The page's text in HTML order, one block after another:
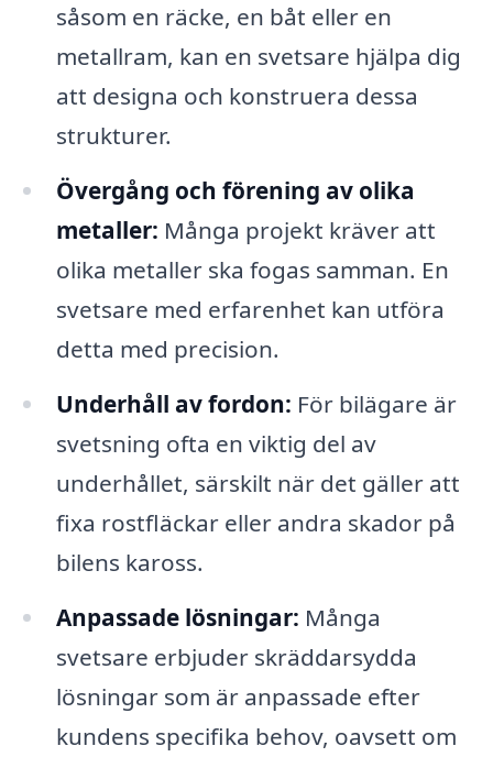
såsom en räcke, en båt eller en
metallram, kan en svetsare hjälpa dig
att designa och konstruera dessa
strukturer.
Övergång och förening av olika
metaller: Många projekt kräver att
olika metaller ska fogas samman. En
svetsare med erfarenhet kan utföra
detta med precision.
Underhåll av fordon: För bilägare är
svetsning ofta en viktig del av
underhållet, särskilt när det gäller att
fixa rostfläckar eller andra skador på
bilens kaross.
Anpassade lösningar: Många
svetsare erbjuder skräddarsydda
lösningar som är anpassade efter
kundens specifika behov, oavsett om